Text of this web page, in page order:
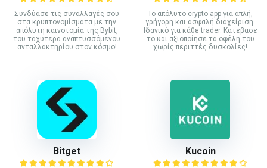
Συνδύασε τις συναλλαγές σου
στα κρυπτονομίσματα με την
απόλυτη καινοτομία της Bybit,
του ταχύτερα αναπτυσσόμενου
ανταλλακτηρίου στον κόσμο!
Το απόλυτο crypto app για απλή,
γρήγορη και ασφαλή διαχείριση.
Ιδανικό για κάθε trader. Κατέβασε
το και αξιοποίησε τα οφέλη του
χωρίς περιττές δυσκολίες!
Bitget Kucoin